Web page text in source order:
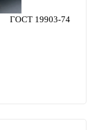
ГОСТ 19903-74